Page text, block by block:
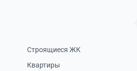
Строящиеся ЖК
Квартиры